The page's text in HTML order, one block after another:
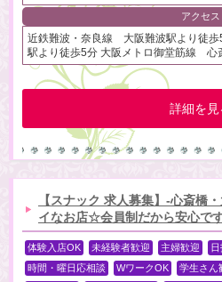
アクセス
近鉄難波・奈良線 大阪難波駅より徒
駅より徒歩5分 大阪メトロ御堂筋線 心
詳細を見
【スナック 求人募集】-心斎橋
イなお店☆会員制だから安心で
体験入店OK 未経験者歓迎 主婦歓迎
時間・曜日応相談
WワークOK 学生さん